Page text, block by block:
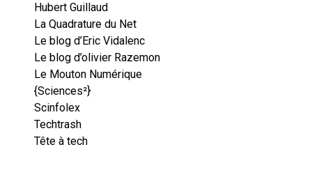
Hubert Guillaud
La Quadrature du Net
Le blog d’Eric Vidalenc
Le blog d’olivier Razemon
Le Mouton Numérique
{Sciences²}
Scinfolex
Techtrash
Tête à tech